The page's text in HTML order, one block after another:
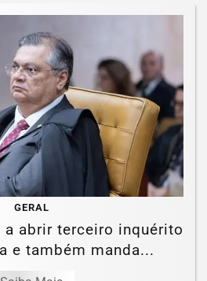
GERAL
a abrir terceiro inquérito
e também manda...